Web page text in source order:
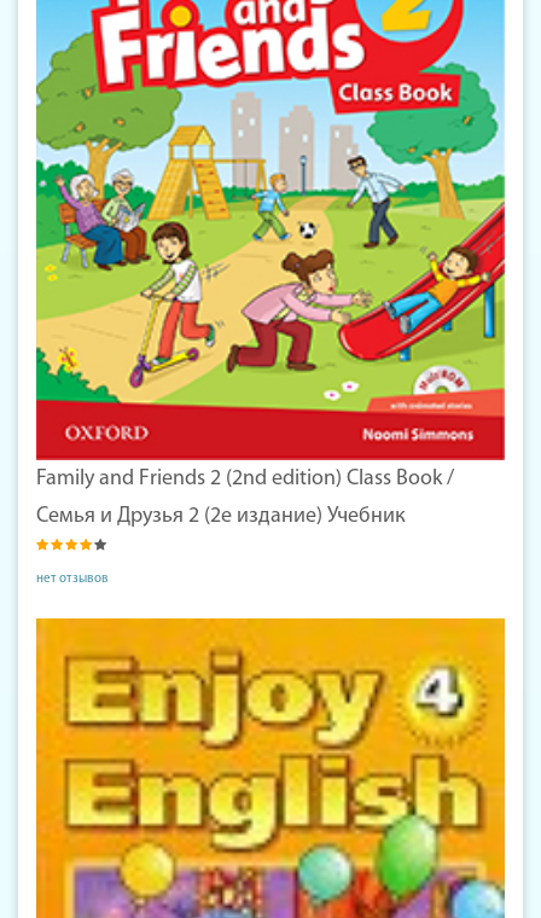
Family and Friends 2 (2nd edition) Class Book /
Семья и Друзья 2 (2е издание) Учебник
нет отзывов